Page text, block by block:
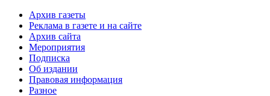
Архив газеты
Реклама в газете и на сайте
Архив сайта
Мероприятия
Подписка
Об издании
Правовая информация
Разное